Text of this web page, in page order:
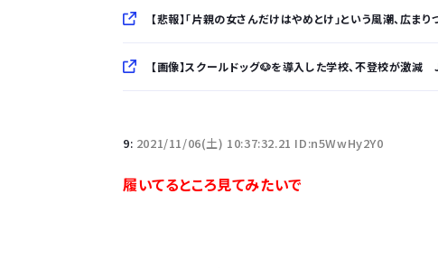
【悲報】「片親の女さんだけはやめとけ」という風潮、広まりつつ
【画像】スクールドッグ🐶を導入した学校、不登校が激減
9: 2021/11/06(土) 10:37:32.21 ID:n5WwHy2Y0
履いてるところ見てみたいで